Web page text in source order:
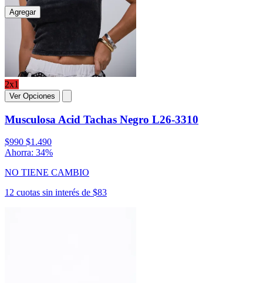
2x1
Ver Opciones
Musculosa Acid Tachas Negro L26-3310
$990 $1.490
Ahorra: 34%
NO TIENE CAMBIO
12 cuotas sin interés de $83
Agregar